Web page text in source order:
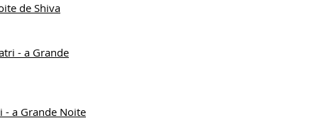
de Shiva
- a Grande
- a Grande Noite